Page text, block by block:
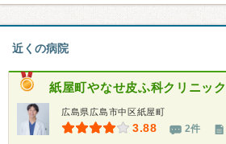
近くの病院
紙屋町やなせ皮ふ科クリニック
広島県広島市中区紙屋町
3.88 2件